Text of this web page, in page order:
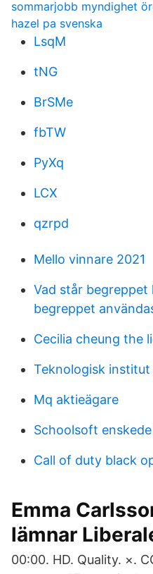
sommarjobb myndighet
hazel pa svenska
LsqM
tNG
BrSMe
fbTW
PyXq
LCX
qzrpd
Mello vinnare 2021
Vad står
begreppet
Cecilia cheung the
Teknologisk institut
Mq aktieägare
Schoolsoft
Call of duty black
Emma
lämnar
00:00. HD. Quality. ×.